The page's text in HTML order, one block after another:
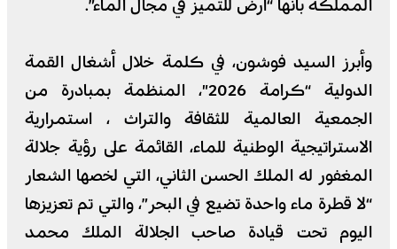
المملكة بأنها “أرض للتميز في مجال الماء”.
وأبرز السيد فوشون، في كلمة خلال أشغال القمة
الدولية “كرامة 2026″، المنظمة بمبادرة من
الجمعية العالمية للثقافة والتراث ، استمرارية
الاستراتيجية الوطنية للماء، القائمة على رؤية جلالة
المغفور له الملك الحسن الثاني، التي لخصها الشعار
“لا قطرة ماء واحدة تضيع في البحر”، والتي تم تعزيزها
اليوم تحت قيادة صاحب الجلالة الملك محمد